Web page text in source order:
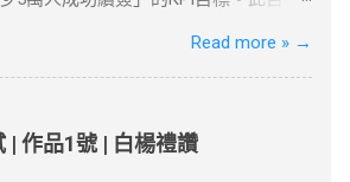
们不仅在突破地域限制方面表现出
大的安全保障： NordVPN ：知名度
快，兼容性强，支持Netflix、YouTube
：截至2025年初，高才通計劃已吸引
7.5萬人携家庭落地香港。 政策動機
。 二、2025年續簽審核的核心條件
Read more » →
| 作品1號 | 白楊禮讚